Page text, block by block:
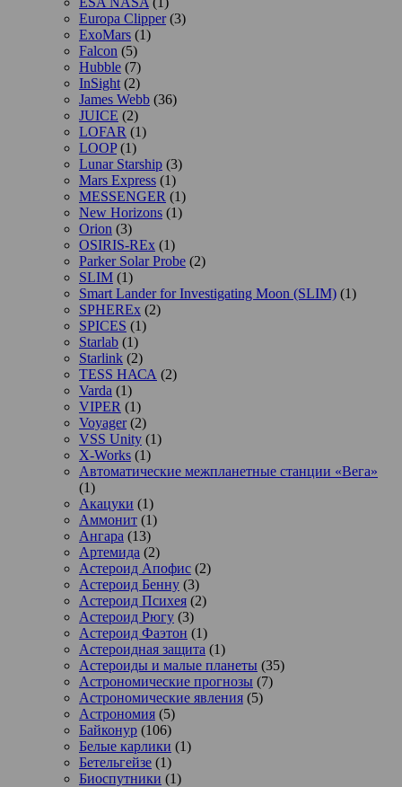
Europa Clipper(3)
ExoMars (1)
Falcon (5)
Hubble (7)
InSight (2)
James Webb (36)
JUICE (2)
LOFAR (1)
LOOP(1)
Lunar Starship (3)
Mars Express (1)
MESSENGER (1)
New Horizons (1)
Orion (3)
OSIRIS-REx (1)
Parker Solar Probe (2)
SLIM (1)
Smart Lander for Investigating Moon (SLIM) (1)
SPHEREx (2)
SPICES (1)
Starlab (1)
Starlink (2)
TESS НАСА (2)
Varda (1)
VIPER (1)
Voyager(2)
VSS Unity (1)
X-Works (1)
Автоматические межпланетные станции «Вега»
(1)
Акацуки (1)
Аммонит (1)
Ангара (13)
Артемида (2)
Астероид Апофис (2)
Астероид Бенну (3)
Астероид Психея (2)
Астероид Рюгу (3)
Астероид Фаэтон (1)
Астероидная защита (1)
Астероиды и малые планеты (35)
Астрономические прогнозы (7)
Астрономические явления (5)
Астрономия (5)
Байконур (106)
Белые карлики (1)
Бетельгейзе (1)
Биоспутники (1)